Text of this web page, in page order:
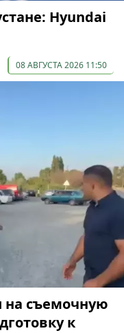
Hyundai
08 АВГУСТА 2026 11:50
на съемочную
к